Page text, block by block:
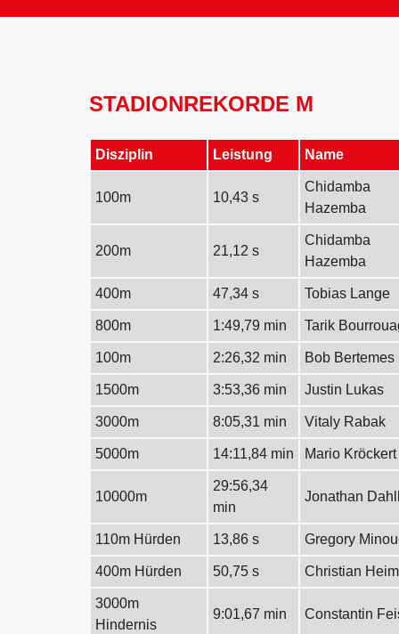
STADIONREKORDE M
Disziplin Leistung Name
100m 10,43 s
Chidamba
Hazemba
200m 21,12 s
Chidamba
Hazemba
400m 47,34 s Tobias Lange
800m 1:49,79 min Tarik
100m 2:26,32 min Bob Bertemes
1500m 3:53,36 min Justin Lukas
3000m 8:05,31 min Vitaly Rabak
5000m 14:11,84 min Mario Kröckert
10000m
29:56,34
min
Jonathan
110m Hürden 13,86 s Gregory
400m Hürden 50,75 s Christian
3000m
Hindernis
9:01,67 min Constantin